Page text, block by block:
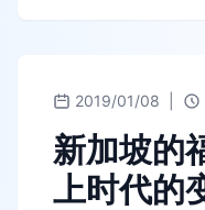
2019/01/08
新加坡的
上时代的